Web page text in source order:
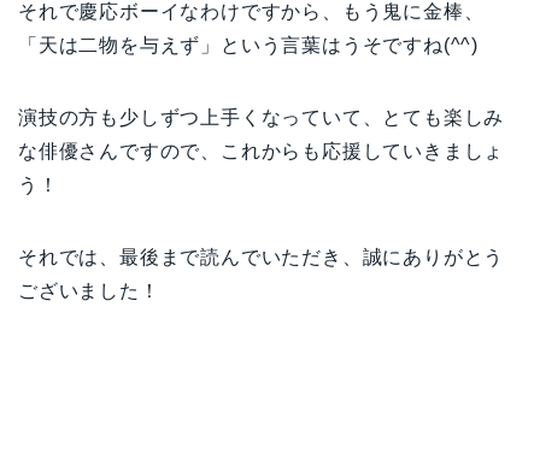
それで慶応ボーイなわけですから、もう鬼に金棒、
「天は二物を与えず」という言葉はうそですね(^^)
演技の方も少しずつ上手くなっていて、とても楽しみ
な俳優さんですので、これからも応援していきましょ
う！
それでは、最後まで読んでいただき、誠にありがとう
ございました！